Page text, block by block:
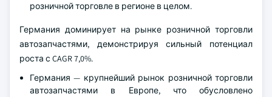
розничной торговле в регионе в целом.
Германия доминирует на рынке розничной торговли
автозапчастями, демонстрируя сильный потенциал
роста с CAGR 7,0%.
Германия — крупнейший рынок розничной торговли
автозапчастями в Европе, что обусловлено